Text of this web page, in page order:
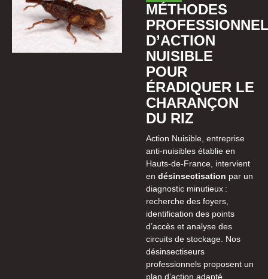
MÉTHODES
D’ACTION
NUISIBLE
POUR
ÉRADIQUER LE
CHARANÇON
DU RIZ
Action Nuisible, entreprise
anti-nuisibles établie en
Hauts-de-France, intervient
en désinsectisation par un
diagnostic minutieux :
recherche des foyers,
identification des points
d’accès et analyse des
circuits de stockage. Nos
désinsectiseurs
professionnels proposent un
plan d’action adapté